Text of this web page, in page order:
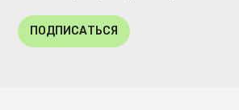
ПОДПИСАТЬСЯ